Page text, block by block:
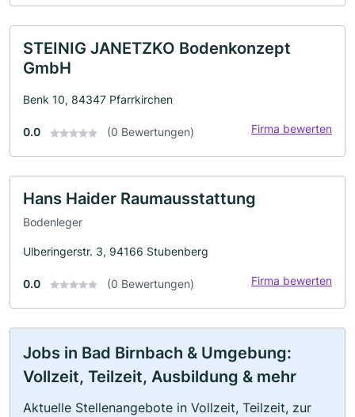
STEINIG JANETZKO Bodenkonzept
GmbH
Benk 10, 84347 Pfarrkirchen
0.0 (0 Bewertungen) Firma bewerten
Hans Haider Raumausstattung
Bodenleger
Ulberingerstr. 3, 94166 Stubenberg
0.0 (0 Bewertungen) Firma bewerten
Jobs in Bad Birnbach & Umgebung:
Vollzeit, Teilzeit, Ausbildung & mehr
Aktuelle Stellenangebote in Vollzeit, Teilzeit, zur